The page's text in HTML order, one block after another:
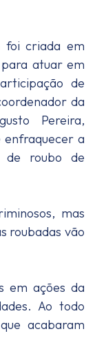
foi criada em
atuar em
de
da
Pereira,
enfraquecer a
roubo de
mas
roubadas vão
em ações da
Ao todo
acabaram